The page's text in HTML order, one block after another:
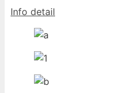
Info detail